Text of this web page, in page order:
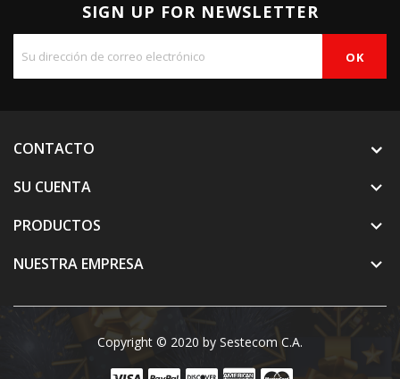
SIGN UP FOR NEWSLETTER
CONTACTO
SU CUENTA

PRODUCTOS 
NUESTRA EMPRESA 
Copyright © 2020 by Sestecom C.A.